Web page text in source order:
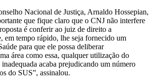
Nacional de Justiça, Arnaldo Hossepian,
que fique claro que o CNJ não interfere
é conferir ao juiz de direito a
em tempo rápido, lhe seja fornecido um
para que ele possa deliberar
área como essa, qualquer utilização do
acaba prejudicando um número
do SUS”, assinalou.